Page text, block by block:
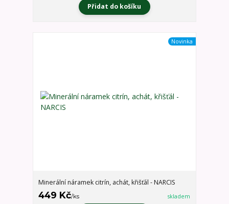
Přidat do košíku
Novinka
Minerální náramek citrín, achát, křišťál - NARCIS
449 Kč/ks skladem